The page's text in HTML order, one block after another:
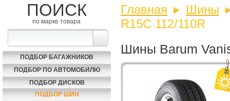
ПОИСК
по марке товара
ПОДБОР БАГАЖНИКОВ
ПОДБОР ПО АВТОМОБИЛЮ
ПОДБОР ДИСКОВ
ПОДБОР ШИН
Главная
Шины
R15C 112/110R
Шины Barum